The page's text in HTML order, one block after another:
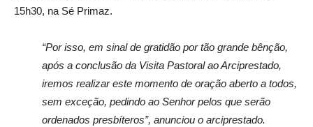
15h30, na Sé Primaz.
“Por isso, em sinal de gratidão por tão grande bênção,
após a conclusão da Visita Pastoral ao Arciprestado,
iremos realizar este momento de oração aberto a todos,
sem exceção, pedindo ao Senhor pelos que serão
ordenados presbíteros”, anunciou o arciprestado.